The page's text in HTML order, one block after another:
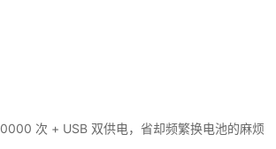
次 + USB 双供电，省却频繁换电池的麻烦